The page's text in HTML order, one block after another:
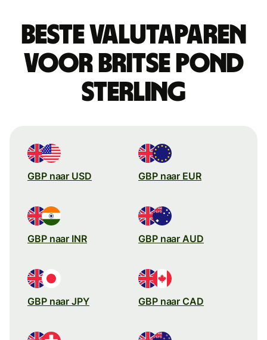
Beste valutaparen
voor Britse pond
sterling
GBP naar USD GBP naar EUR
GBP naar INR GBP naar AUD
GBP naar JPY GBP naar CAD